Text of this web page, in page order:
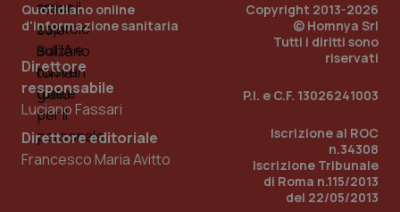
Quotidiano online
d'informazione sanitaria
Direttore
responsabile
Luciano Fassari
Direttore editoriale
Francesco Maria Avitto
Copyright 2013-2026
© Homnya Srl
Tutti i diritti sono
riservati
P.I. e C.F. 13026241003
Iscrizione al ROC
n.34308
Iscrizione Tribunale
di Roma n.115/2013
del 22/05/2013